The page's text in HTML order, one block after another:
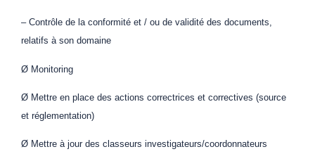
– Contrôle de la conformité et / ou de validité des documents,
relatifs à son domaine
Ø Monitoring
Ø Mettre en place des actions correctrices et correctives (source
et réglementation)
Ø Mettre à jour des classeurs investigateurs/coordonnateurs